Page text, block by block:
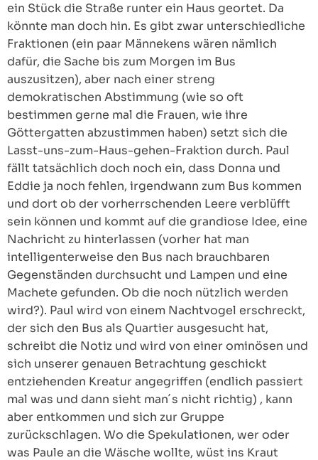
ein Stück die Straße runter ein Haus geortet. Da
könnte man doch hin. Es gibt zwar unterschiedliche
Fraktionen (ein paar Männekens wären nämlich
dafür, die Sache bis zum Morgen im Bus
auszusitzen), aber nach einer streng
demokratischen Abstimmung (wie so oft
bestimmen gerne mal die Frauen, wie ihre
Göttergatten abzustimmen haben) setzt sich die
Lasst-uns-zum-Haus-gehen-Fraktion durch. Paul
fällt tatsächlich doch noch ein, dass Donna und
Eddie ja noch fehlen, irgendwann zum Bus kommen
und dort ob der vorherrschenden Leere verblüfft
sein können und kommt auf die grandiose Idee, eine
Nachricht zu hinterlassen (vorher hat man
intelligenterweise den Bus nach brauchbaren
Gegenständen durchsucht und Lampen und eine
Machete gefunden. Ob die noch nützlich werden
wird?). Paul wird von einem Nachtvogel erschreckt,
der sich den Bus als Quartier ausgesucht hat,
schreibt die Notiz und wird von einer ominösen und
sich unserer genauen Betrachtung geschickt
entziehenden Kreatur angegriffen (endlich passiert
mal was und dann sieht man´s nicht richtig) , kann
aber entkommen und sich zur Gruppe
zurückschlagen. Wo die Spekulationen, wer oder
was Paule an die Wäsche wollte, wüst ins Kraut